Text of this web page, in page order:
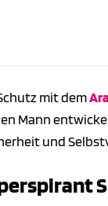
mit dem
Mann
und